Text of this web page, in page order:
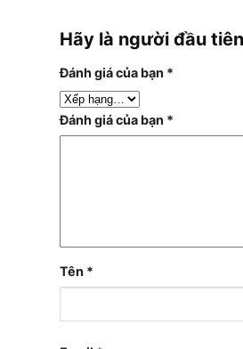
Hãy là người đầu
Đánh giá của bạn *
Đánh giá của bạn *
Tên *